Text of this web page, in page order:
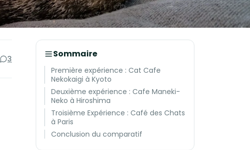
3 Sommaire
Première expérience : Cat Cafe
Nekokaigi à Kyoto
Deuxième expérience : Cafe Maneki-
Neko à Hiroshima
Troisième Expérience : Café des Chats
à Paris
Conclusion du comparatif